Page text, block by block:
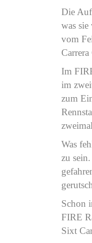
Die
was
vom
Im
im
zum
Was
zu
Schon
FIRE
Sixt